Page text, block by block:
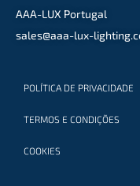
AAA-LUX Portugal
sales@aaa-lux-
POLÍTICA DE PRIVACIDADE
TERMOS E CONDIÇÕES
COOKIES